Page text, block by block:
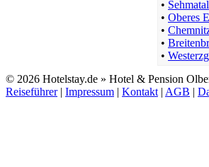
• Sehmatal
• Oberes
•
•
•
© 2026 Hotelstay.de » Hotel & Pension
Reiseführer| Impressum | Kontakt | AGB |